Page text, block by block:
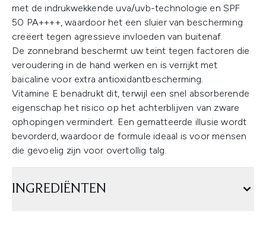
met de indrukwekkende uva/uvb-technologie en SPF
50 PA++++, waardoor het een sluier van bescherming
creëert tegen agressieve invloeden van buitenaf.
De zonnebrand beschermt uw teint tegen factoren die
veroudering in de hand werken en is verrijkt met
baicaline voor extra antioxidantbescherming.
Vitamine E benadrukt dit, terwijl een snel absorberende
eigenschap het risico op het achterblijven van zware
ophopingen vermindert. Een gematteerde illusie wordt
bevorderd, waardoor de formule ideaal is voor mensen
die gevoelig zijn voor overtollig talg.
INGREDIËNTEN